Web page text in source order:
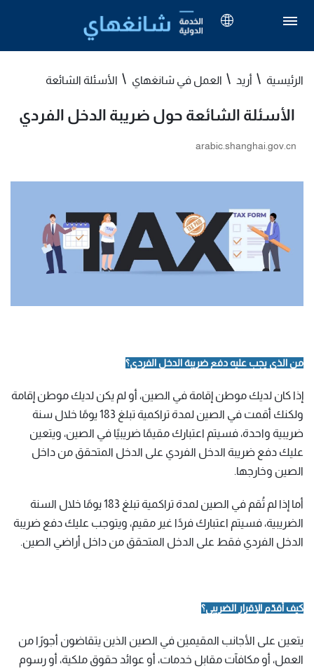
الرئيسية أريد العمل في شانغهاي الأسئلة الشائعة
الأسئلة الشائعة حول ضريبة الدخل الفردي
arabic.shanghai.gov.cn
من الذي يجب عليه دفع ضريبة الدخل الفردي؟
إذا كان لديك موطن إقامة في الصين، أو لم يكن لديك موطن إقامة
ولكنك أقمت في الصين لمدة تراكمية تبلغ 183 يومًا خلال سنة
ضريبية واحدة، فسيتم اعتبارك مقيمًا ضريبيًا في الصين، ويتعين
عليك دفع ضريبة الدخل الفردي على الدخل المتحقق من داخل
الصين وخارجها.
أما إذا لم تُقم في الصين لمدة تراكمية تبلغ 183 يومًا خلال السنة
الضريبية، فسيتم اعتبارك فردًا غير مقيم، ويتوجب عليك دفع ضريبة
الدخل الفردي فقط على الدخل المتحقق من داخل أراضي الصين.
كيف أقدّم الإقرار الضريبي؟
يتعين على الأجانب المقيمين في الصين الذين يتقاضون أجورًا من
العمل، أو مكافآت مقابل خدمات، أو عوائد حقوق ملكية، أو رسوم